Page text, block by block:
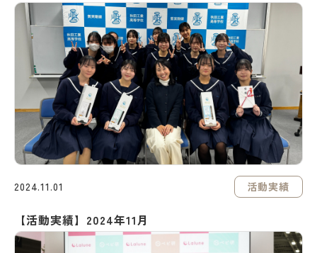
2024.11.01 活動実績
【活動実績】2024年11月